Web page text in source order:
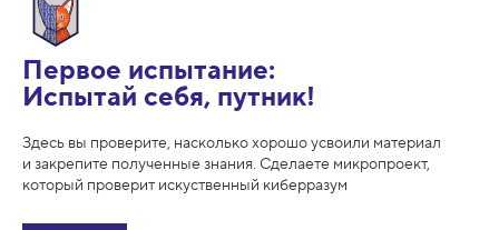
Первое испытание:
Испытай себя, путник!
Здесь вы проверите, насколько хорошо усвоили материал
и закрепите полученные знания. Cделаете микропроект,
который проверит искуственный киберразум